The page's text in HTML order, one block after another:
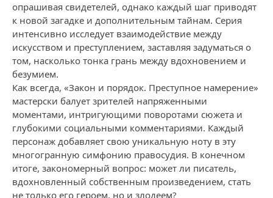
опрашивая свидетелей, однако каждый шаг приводят
к новой загадке и дополнительным тайнам. Серия
интенсивно исследует взаимодействие между
искусством и преступлением, заставляя задуматься о
том, насколько тонка грань между вдохновением и
безумием.
Как всегда, «Закон и порядок. Преступное намерение»
мастерски балует зрителей напряженными
моментами, интригующими поворотами сюжета и
глубокими социальными комментариями. Каждый
персонаж добавляет свою уникальную ноту в эту
многогранную симфонию правосудия. В конечном
итоге, закономерный вопрос: может ли писатель,
вдохновленный собственным произведением, стать
не только его героем, но и злодеем?